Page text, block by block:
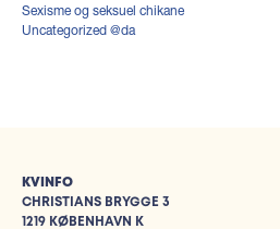
Sexisme og seksuel chikane
Uncategorized @da
KVINFO
CHRISTIANS BRYGGE 3
1219 KØBENHAVN K